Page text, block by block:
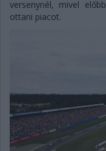
versenynél, mivel
ottani piacot.